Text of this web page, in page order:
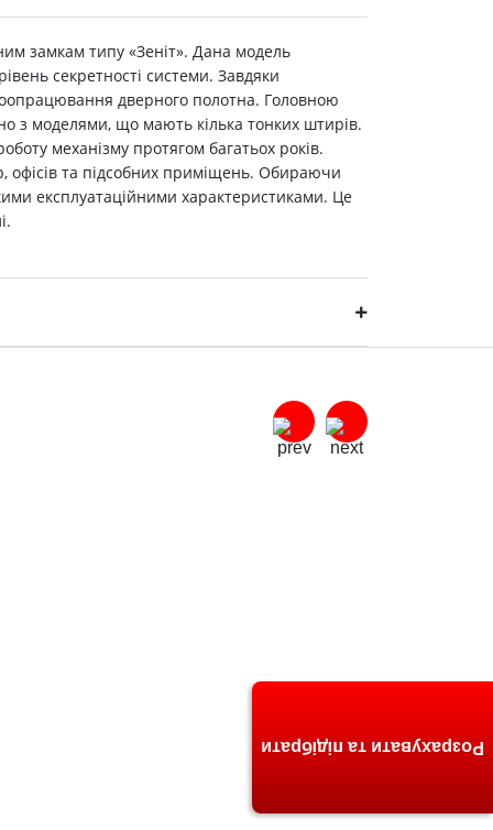
замкам типу «Зеніт». Дана модель
секретності системи. Завдяки
дверного полотна. Головною
з моделями, що мають кілька тонких штирів.
механізму протягом багатьох років.
офісів та підсобних приміщень. Обираючи
експлуатаційними характеристиками. Це
Розрахувати та підібрати